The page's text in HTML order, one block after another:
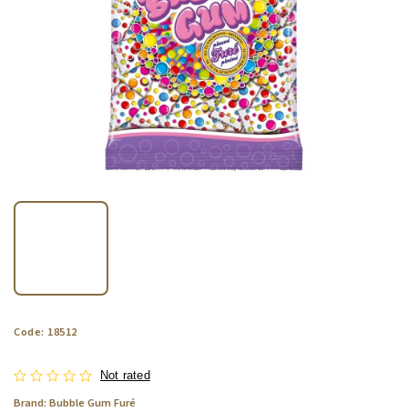
Code: 18512
Not rated
Brand: Bubble Gum Furé